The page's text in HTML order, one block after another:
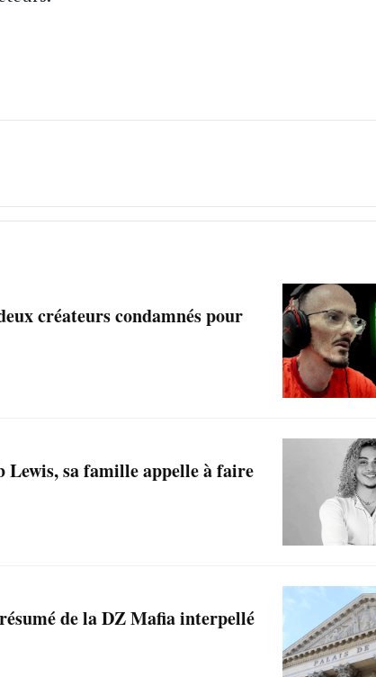
créateurs condamnés pour
sa famille appelle à faire
de la DZ Mafia interpellé